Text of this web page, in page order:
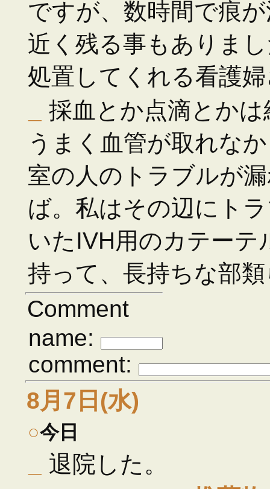
ですが、数時間で痕
近く残る事もありま
処置してくれる看護
採血とか点滴とか
うまく血管が取れな
室の人のトラブルが
ば。私はその辺にト
いたIVH用のカテーテ
持って、長持ちな部
Comment
name:
comment:
8月7日(水)
○今日
退院した。